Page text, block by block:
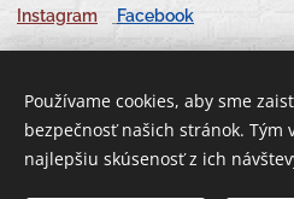
Instagram
Facebook
Vytvorené službou
Používame cookies, aby sme
bezpečnosť našich stránok. Tým
najlepšiu skúsenosť z ich